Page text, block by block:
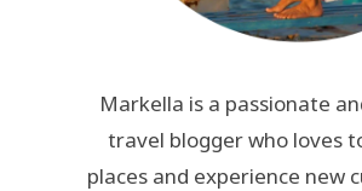
Markella is a passionate
travel blogger who loves
places and experience new